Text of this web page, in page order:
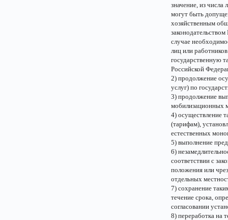
значение, из числа
могут быть
хозяйственным
случае
лиц или
государственную
Российской
2) продолжение
услуг) по
3) продолжение
мобилизационных
4) осуществление
(тарифам),
естественных
5) выполнение
6)
соответствии с
положения или
отдельных
7) сохранение
течение срока,
согласовании
8) переработка на